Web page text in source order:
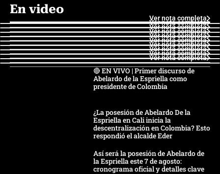
En video
Ver nota completa
Ver nota completa
Ver nota completa
Ver nota completa
Ver nota completa
Ver nota completa
Ver nota completa
Ver nota completa
Ver nota completa
Ver nota completa
🔴 EN VIVO | Primer discurso de
Abelardo de la Espriella como
presidente de Colombia
¿La posesión de Abelardo De la
Espriella en Cali inicia la
descentralización en Colombia? Esto
respondió el alcalde Eder
Así será la posesión de Abelardo de
la Espriella este 7 de agosto:
cronograma oficial y detalles clave